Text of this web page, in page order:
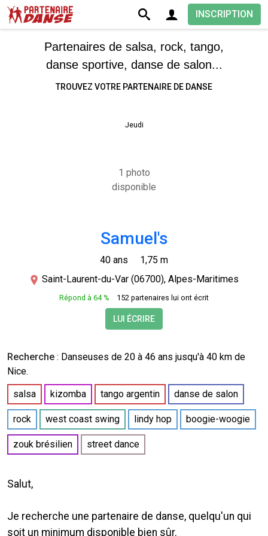
INSCRIPTION
Partenaires de salsa, rock, tango,
danse sportive, danse de salon...
TROUVEZ VOTRE PARTENAIRE DE DANSE
Jeudi
1 photo
disponible
Samuel's
40 ans
1,75 m
Saint-Laurent-du-Var (06700), Alpes-Maritimes
Répond à 64 % 152 partenaires lui ont écrit
LUI ÉCRIRE
Recherche : Danseuses de 20 à 46 ans jusqu'à 40 km de
Nice.
salsa
kizomba tango argentin danse de salon
rock west coast swing lindy hop boogie-woogie
zouk brésilien street dance
Salut,
Je recherche une partenaire de danse, quelqu'un qui
soit un minimum disponible bien sûr.